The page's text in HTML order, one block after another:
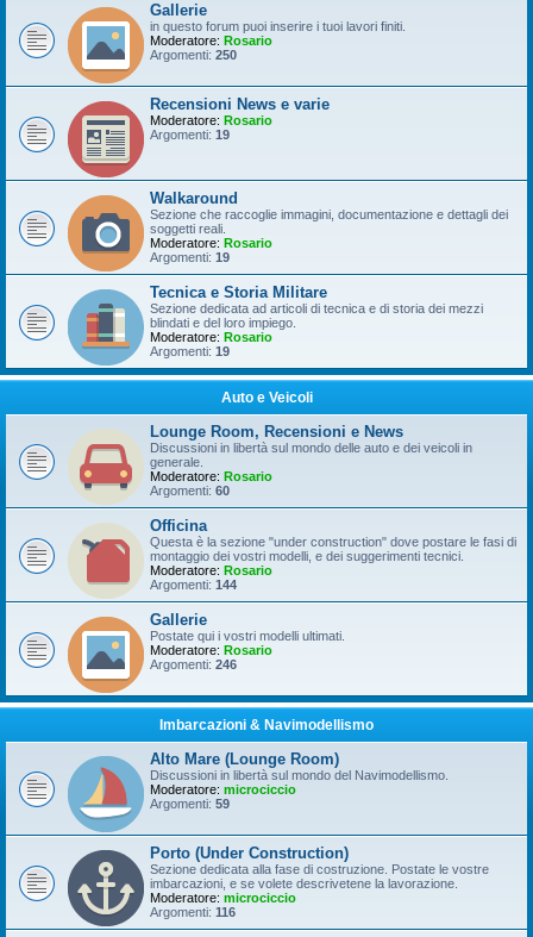
Gallerie
in questo forum puoi inserire i tuoi lavori finiti.
Moderatore: Rosario
Argomenti: 250
Recensioni News e varie
Moderatore: Rosario
Argomenti: 19
Walkaround
Sezione che raccoglie immagini, documentazione e dettagli dei
soggetti reali.
Moderatore: Rosario
Argomenti: 19
Tecnica e Storia Militare
Sezione dedicata ad articoli di tecnica e di storia dei mezzi
blindati e del loro impiego.
Moderatore: Rosario
Argomenti: 19
Auto e Veicoli
Lounge Room, Recensioni e News
Discussioni in libertà sul mondo delle auto e dei veicoli in
generale.
Moderatore: Rosario
Argomenti: 60
Officina
Questa è la sezione "under construction" dove postare le fasi di
montaggio dei vostri modelli, e dei suggerimenti tecnici.
Moderatore: Rosario
Argomenti: 144
Gallerie
Postate qui i vostri modelli ultimati.
Moderatore: Rosario
Argomenti: 246
Imbarcazioni & Navimodellismo
Alto Mare (Lounge Room)
Discussioni in libertà sul mondo del Navimodellismo.
Moderatore: microciccio
Argomenti: 59
Porto (Under Construction)
Sezione dedicata alla fase di costruzione. Postate le vostre
imbarcazioni, e se volete descrivetene la lavorazione.
Moderatore: microciccio
Argomenti: 116